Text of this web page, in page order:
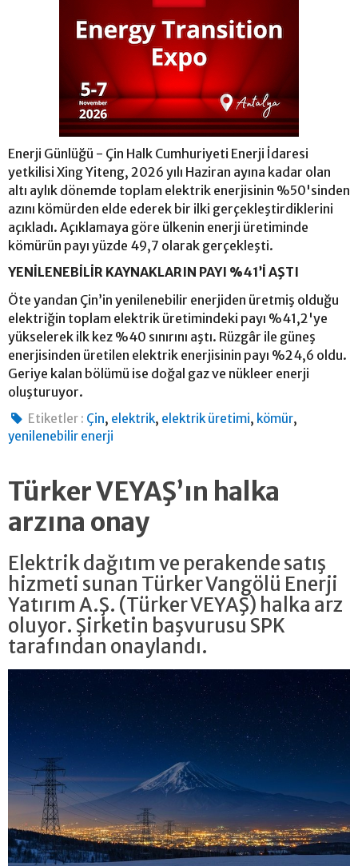
Enerji Günlüğü - Çin Halk Cumhuriyeti Enerji İdaresi
yetkilisi Xing Yiteng, 2026 yılı Haziran ayına kadar olan
altı aylık dönemde toplam elektrik enerjisinin %50'sinden
azını kömürden elde ederek bir ilki gerçekleştirdiklerini
açıkladı. Açıklamaya göre ülkenin enerji üretiminde
kömürün payı yüzde 49,7 olarak gerçekleşti.
YENİLENEBİLİR KAYNAKLARIN PAYI %41’İ AŞTI
Öte yandan Çin’in yenilenebilir enerjiden üretmiş olduğu
elektriğin toplam elektrik üretimindeki payı %41,2'ye
yükselerek ilk kez %40 sınırını aştı. Rüzgâr ile güneş
enerjisinden üretilen elektrik enerjisinin payı %24,6 oldu.
Geriye kalan bölümü ise doğal gaz ve nükleer enerji
oluşturuyor.
Etiketler : Çin, elektrik, elektrik üretimi, kömür,
yenilenebilir enerji
Türker VEYAŞ’ın halka
arzına onay
Elektrik dağıtım ve perakende satış
hizmeti sunan Türker Vangölü Enerji
Yatırım A.Ş. (Türker VEYAŞ) halka arz
oluyor. Şirketin başvurusu SPK
tarafından onaylandı.